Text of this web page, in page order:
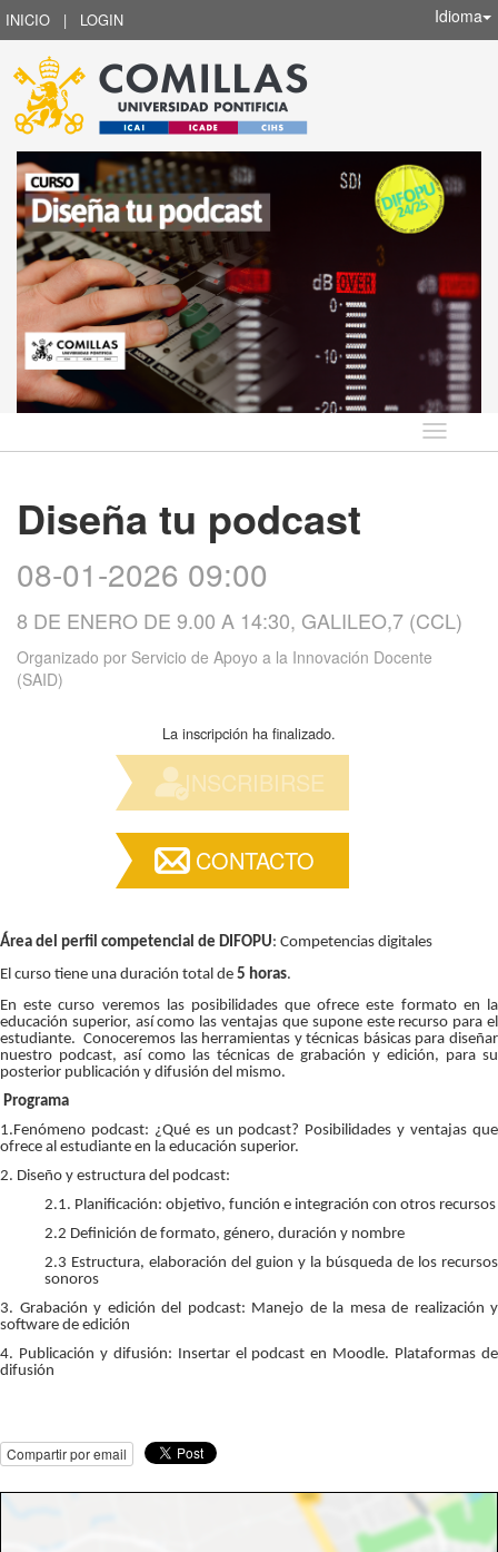
INICIO | LOGIN Idioma
Idioma
Diseña tu podcast
08-01-2026 09:00
8 DE ENERO DE 9.00 A 14:30, GALILEO,7 (CCL)
Organizado por Servicio de Apoyo a la Innovación Docente
(SAID)
La inscripción ha finalizado.
INSCRIBIRSE
CONTACTO
Área del perfil competencial de DIFOPU: Competencias digitales
El curso tiene una duración total de 5 horas.
En este curso veremos las posibilidades que ofrece este formato en la
educación superior, así como las ventajas que supone este recurso para el
estudiante. Conoceremos las herramientas y técnicas básicas para diseñar
nuestro podcast, así como las técnicas de grabación y edición, para su
posterior publicación y difusión del mismo.
Programa
1.Fenómeno podcast: ¿Qué es un podcast? Posibilidades y ventajas que
ofrece al estudiante en la educación superior.
2. Diseño y estructura del podcast:
2.1. Planificación: objetivo, función e integración con otros recursos
2.2 Definición de formato, género, duración y nombre
2.3 Estructura, elaboración del guion y la búsqueda de los recursos
sonoros
3. Grabación y edición del podcast: Manejo de la mesa de realización y
software de edición
4. Publicación y difusión: Insertar el podcast en Moodle. Plataformas de
difusión
Compartir por email